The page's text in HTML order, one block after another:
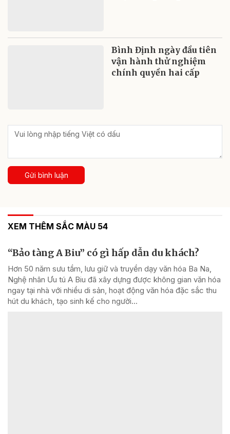
Bình Định ngày đầu tiên
vận hành thử nghiệm
chính quyền hai cấp
Gửi bình luận
XEM THÊM SẮC MÀU 54
“Bảo tàng A Biu” có gì hấp dẫn du khách?
Hơn 50 năm sưu tầm, lưu giữ và truyền dạy văn hóa Ba Na,
Nghệ nhân Ưu tú A Biu đã xây dựng được không gian văn hóa
ngay tại nhà với nhiều di sản, hoạt động văn hóa đặc sắc thu
hút du khách, tạo sinh kế cho người...